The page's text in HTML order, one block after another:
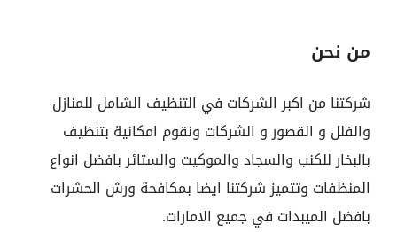
من نحن
شركتنا من اكبر الشركات في التنظيف الشامل للمنازل
والفلل و القصور و الشركات ونقوم امكانية بتنظيف
بالبخار للكنب والسجاد والموكيت والستائر بافضل انواع
المنظفات وتتميز شركتنا ايضا بمكافحة ورش الحشرات
بافضل الميبدات في جميع الامارات.